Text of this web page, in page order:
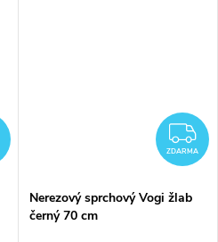
ZDARMA
Nerezový sprchový Vogi žlab
černý 70 cm